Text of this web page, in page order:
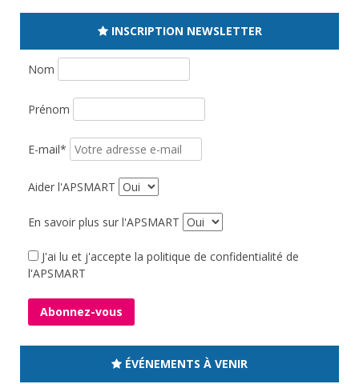
INSCRIPTION NEWSLETTER
Nom
Prénom
E-mail*
Aider l'APSMART
En savoir plus sur l'APSMART
J'ai lu et j'accepte la politique de confidentialité de
l'APSMART
ÉVÉNEMENTS À VENIR